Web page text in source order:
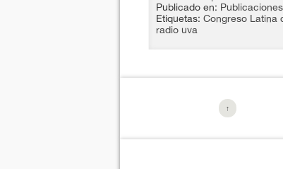
Publicado en: Publicaciones
Etiquetas: Congreso Latina
radio uva
↑